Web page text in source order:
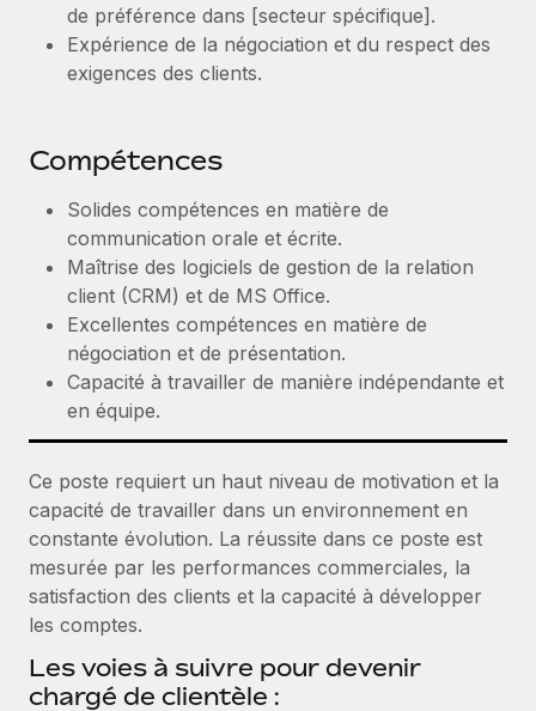
Comment Phiture gère ses 55 employés
répartis dans 19 pays grâce à Remote
de préférence dans [secteur spécifique].
Expérience de la négociation et du respect des
exigences des clients.
Compétences
Solides compétences en matière de
communication orale et écrite.
Maîtrise des logiciels de gestion de la relation
client (CRM) et de MS Office.
Excellentes compétences en matière de
négociation et de présentation.
Capacité à travailler de manière indépendante et
en équipe.
Ce poste requiert un haut niveau de motivation et la
capacité de travailler dans un environnement en
constante évolution. La réussite dans ce poste est
mesurée par les performances commerciales, la
satisfaction des clients et la capacité à développer
les comptes.
Les voies à suivre pour devenir
chargé de clientèle :